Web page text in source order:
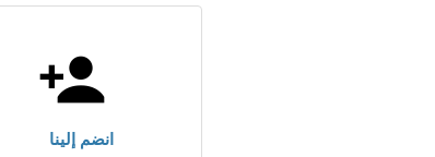
انضم إلينا